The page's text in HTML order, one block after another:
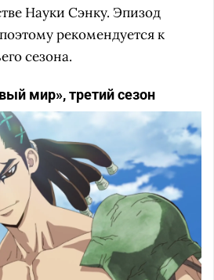
Науки Сэнку. Эпизод
рекомендуется к
сезона.
мир», третий сезон